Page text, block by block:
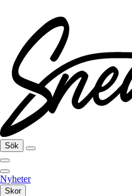
Sök
Nyheter
Skor